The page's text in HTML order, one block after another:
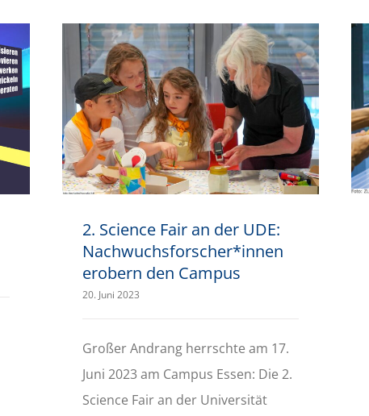
2. Science Fair an der UDE:
Nachwuchsforscher*innen
erobern den Campus
20. Juni 2023
Großer Andrang herrschte am 17.
Juni 2023 am Campus Essen: Die 2.
Science Fair an der Universität